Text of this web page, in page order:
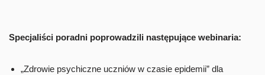
Specjaliści poradni poprowadzili następujące webinaria:
„Zdrowie psychiczne uczniów w czasie epidemii” dla